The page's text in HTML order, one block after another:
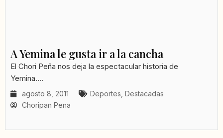
A Yemina le gusta ir a la cancha
El Chori Peña nos deja la espectacular historia de
Yemina....
agosto 8, 2011 Deportes Destacadas
Choripan Pena